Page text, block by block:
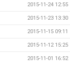
2015-11-24 12:55
2015-11-23 13:30
2015-11-15 09:11
2015-11-12 15:25
2015-11-01 16:52